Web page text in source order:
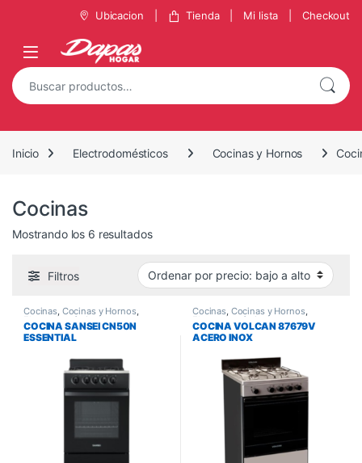
Ubicacion Tienda Mi lista Checkout
Inicio Electrodomésticos Cocinas y Hornos
Cocinas
Mostrando los 6 resultados
Filtros
Cocinas, Cocinas y Hornos,
Electrodomésticos
COCINA SANSEI CN50N
ESSENTIAL
Cocinas, Cocinas y Hornos,
Electrodomésticos
COCINA VOLCAN 87679V
ACERO INOX